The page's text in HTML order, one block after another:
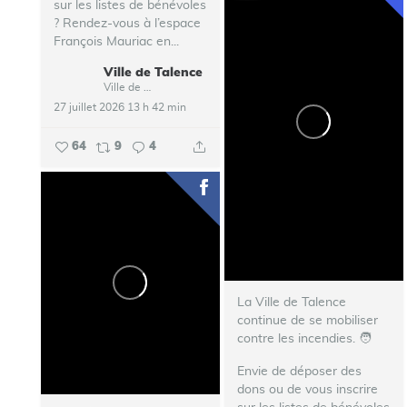
sur les listes de bénévoles
? Rendez-vous à l’espace
François Mauriac en...
Ville de Talence
27 juillet 2026 13 h 42 min
64 9 4
La Ville de Talence
continue de se mobiliser
contre les incendies. ‍🧑‍
Envie de déposer des
dons ou de vous inscrire